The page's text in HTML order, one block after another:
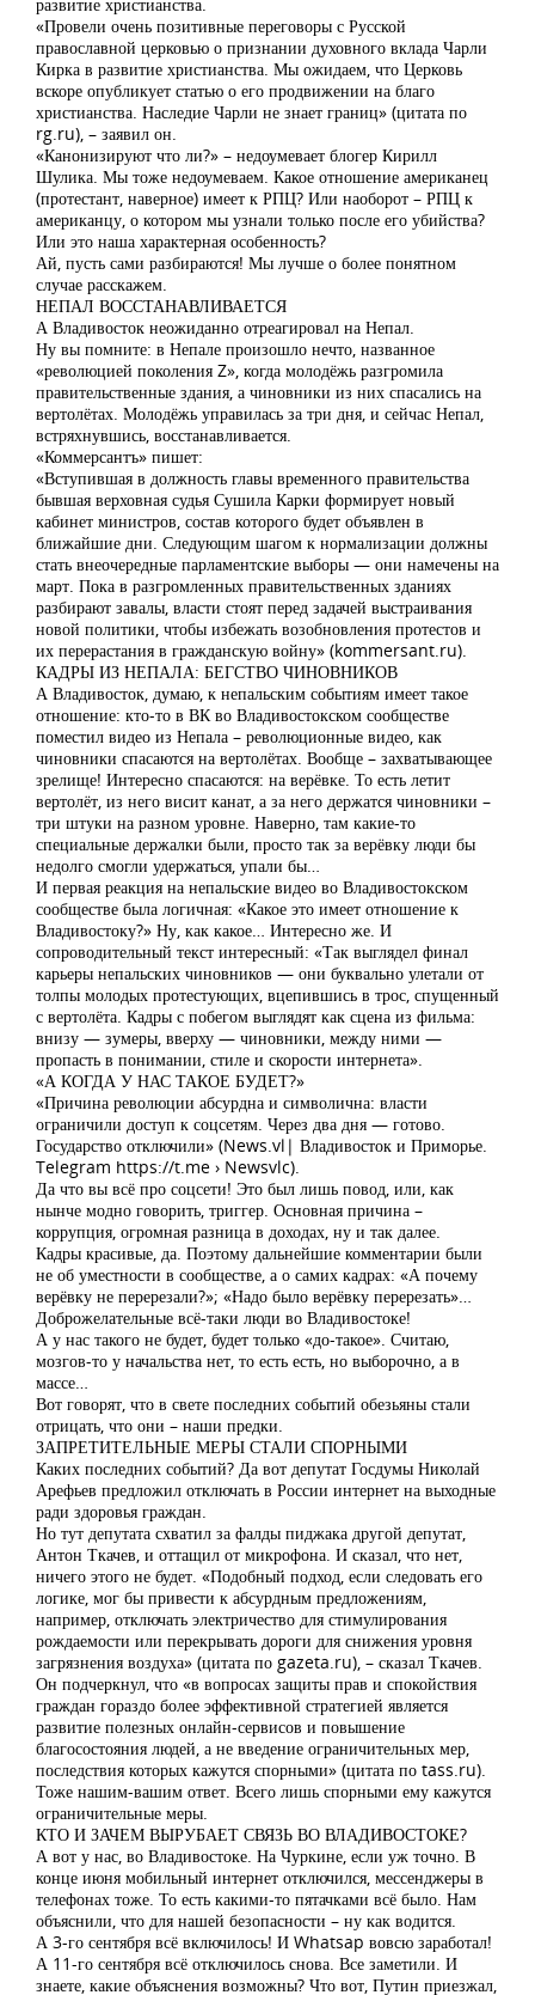
«Провели очень позитивные переговоры с Русской
православной церковью о признании духовного вклада Чарли
Кирка в развитие христианства. Мы ожидаем, что Церковь
вскоре опубликует статью о его продвижении на благо
христианства. Наследие Чарли не знает границ» (цитата по
rg.ru), – заявил он.
«Канонизируют что ли?» – недоумевает блогер Кирилл
Шулика. Мы тоже недоумеваем. Какое отношение американец
(протестант, наверное) имеет к РПЦ? Или наоборот – РПЦ к
американцу, о котором мы узнали только после его убийства?
Или это наша характерная особенность?
Ай, пусть сами разбираются! Мы лучше о более понятном
случае расскажем.
НЕПАЛ ВОССТАНАВЛИВАЕТСЯ
А Владивосток неожиданно отреагировал на Непал.
Ну вы помните: в Непале произошло нечто, названное
«революцией поколения Z», когда молодёжь разгромила
правительственные здания, а чиновники из них спасались на
вертолётах. Молодёжь управилась за три дня, и сейчас Непал,
встряхнувшись, восстанавливается.
«Коммерсантъ» пишет:
«Вступившая в должность главы временного правительства
бывшая верховная судья Сушила Карки формирует новый
кабинет министров, состав которого будет объявлен в
ближайшие дни. Следующим шагом к нормализации должны
стать внеочередные парламентские выборы — они намечены на
март. Пока в разгромленных правительственных зданиях
разбирают завалы, власти стоят перед задачей выстраивания
новой политики, чтобы избежать возобновления протестов и
их перерастания в гражданскую войну» (kommersant.ru).
КАДРЫ ИЗ НЕПАЛА: БЕГСТВО ЧИНОВНИКОВ
А Владивосток, думаю, к непальским событиям имеет такое
отношение: кто-то в ВК во Владивостокском сообществе
поместил видео из Непала – революционные видео, как
чиновники спасаются на вертолётах. Вообще – захватывающее
зрелище! Интересно спасаются: на верёвке. То есть летит
вертолёт, из него висит канат, а за него держатся чиновники –
три штуки на разном уровне. Наверно, там какие-то
специальные держалки были, просто так за верёвку люди бы
недолго смогли удержаться, упали бы…
И первая реакция на непальские видео во Владивостокском
сообществе была логичная: «Какое это имеет отношение к
Владивостоку?» Ну, как какое… Интересно же. И
сопроводительный текст интересный: «Так выглядел финал
карьеры непальских чиновников — они буквально улетали от
толпы молодых протестующих, вцепившись в трос, спущенный
с вертолёта. Кадры с побегом выглядят как сцена из фильма:
внизу — зумеры, вверху — чиновники, между ними —
пропасть в понимании, стиле и скорости интернета».
«А КОГДА У НАС ТАКОЕ БУДЕТ?»
«Причина революции абсурдна и символична: власти
ограничили доступ к соцсетям. Через два дня — готово.
Государство отключили» (News.vl| Владивосток и Приморье.
Telegram https://t.me › Newsvlc).
Да что вы всё про соцсети! Это был лишь повод, или, как
нынче модно говорить, триггер. Основная причина –
коррупция, огромная разница в доходах, ну и так далее.
Кадры красивые, да. Поэтому дальнейшие комментарии были
не об уместности в сообществе, а о самих кадрах: «А почему
верёвку не перерезали?»; «Надо было верёвку перерезать»…
Доброжелательные всё-таки люди во Владивостоке!
А у нас такого не будет, будет только «до-такое». Считаю,
мозгов-то у начальства нет, то есть есть, но выборочно, а в
массе…
Вот говорят, что в свете последних событий обезьяны стали
отрицать, что они – наши предки.
ЗАПРЕТИТЕЛЬНЫЕ МЕРЫ СТАЛИ СПОРНЫМИ
Каких последних событий? Да вот депутат Госдумы Николай
Арефьев предложил отключать в России интернет на выходные
ради здоровья граждан.
Но тут депутата схватил за фалды пиджака другой депутат,
Антон Ткачев, и оттащил от микрофона. И сказал, что нет,
ничего этого не будет. «Подобный подход, если следовать его
логике, мог бы привести к абсурдным предложениям,
например, отключать электричество для стимулирования
рождаемости или перекрывать дороги для снижения уровня
загрязнения воздуха» (цитата по gazeta.ru), – сказал Ткачев.
Он подчеркнул, что «в вопросах защиты прав и спокойствия
граждан гораздо более эффективной стратегией является
развитие полезных онлайн-сервисов и повышение
благосостояния людей, а не введение ограничительных мер,
последствия которых кажутся спорными» (цитата по tass.ru).
Тоже нашим-вашим ответ. Всего лишь спорными ему кажутся
ограничительные меры.
КТО И ЗАЧЕМ ВЫРУБАЕТ СВЯЗЬ ВО ВЛАДИВОСТОКЕ?
А вот у нас, во Владивостоке. На Чуркине, если уж точно. В
конце июня мобильный интернет отключился, мессенджеры в
телефонах тоже. То есть какими-то пятачками всё было. Нам
объяснили, что для нашей безопасности – ну как водится.
А 3-го сентября всё включилось! И Whatsap вовсю заработал!
А 11-го сентября всё отключилось снова. Все заметили. И
знаете, какие объяснения возможны? Что вот, Путин приезжал,